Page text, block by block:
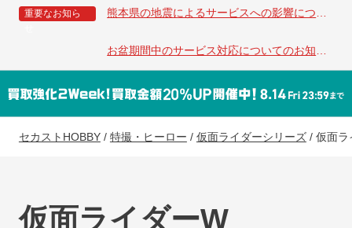
重要なお知ら
熊本県の地震によるサービスへの影響につい
て
お盆期間中のサービス対応についてのお知ら
せ
セカストHOBBY / 特撮・ヒーロー / 仮面ライダーシリーズ / 仮面ラ
仮面ライダーW